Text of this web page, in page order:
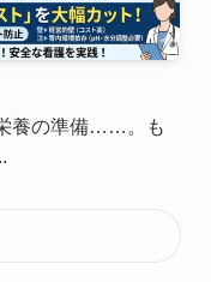
養の準備……。も